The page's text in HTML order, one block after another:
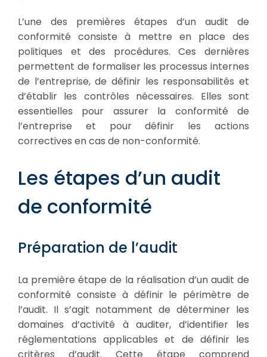
L’une des premières étapes d’un audit de
conformité consiste à mettre en place des
politiques et des procédures. Ces dernières
permettent de formaliser les processus internes
de l’entreprise, de définir les responsabilités et
d’établir les contrôles nécessaires. Elles sont
essentielles pour assurer la conformité de
l’entreprise et pour définir les actions
correctives en cas de non-conformité.
Les étapes d’un audit
de conformité
Préparation de l’audit
La première étape de la réalisation d’un audit de
conformité consiste à définir le périmètre de
l’audit. Il s’agit notamment de déterminer les
domaines d’activité à auditer, d’identifier les
réglementations applicables et de définir les
critères d’audit. Cette étape comprend